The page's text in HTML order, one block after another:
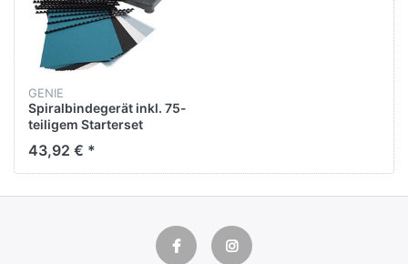
GENIE
Spiralbindegerät inkl. 75-
teiligem Starterset
43,92 € *